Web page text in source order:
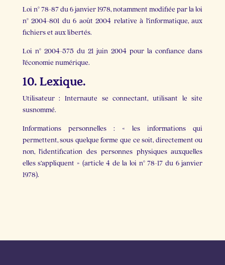
Loi n° 78-87 du 6 janvier 1978, notamment modifiée par la loi
n° 2004-801 du 6 août 2004 relative à l’informatique, aux
fichiers et aux libertés.
Loi n° 2004-575 du 21 juin 2004 pour la confiance dans
l’économie numérique.
10. Lexique.
Utilisateur : Internaute se connectant, utilisant le site
susnommé.
Informations personnelles : « les informations qui
permettent, sous quelque forme que ce soit, directement ou
non, l’identification des personnes physiques auxquelles
elles s’appliquent » (article 4 de la loi n° 78-17 du 6 janvier
1978).